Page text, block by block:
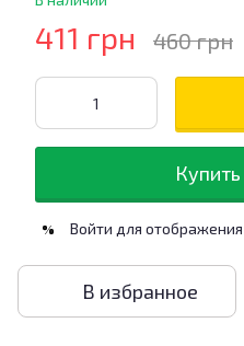
411 грн 460 грн
Купить
% Войти для
В избранное